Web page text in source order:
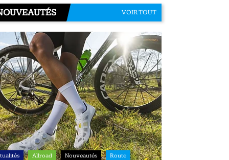
VOIR TOUT
Allroad Nouveautés Route